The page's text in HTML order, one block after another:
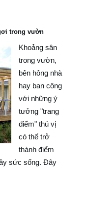
trong vườn
Khoảng sân
trong vườn,
bên hông nhà
hay ban công
với những ý
tưởng "trang
điểm" thú vị
có thể trở
thành điểm
sức sống. Đây